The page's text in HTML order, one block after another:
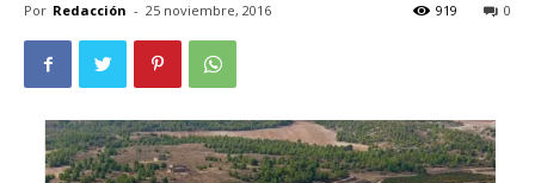
Por Redacción - 25 noviembre, 2016 0
919